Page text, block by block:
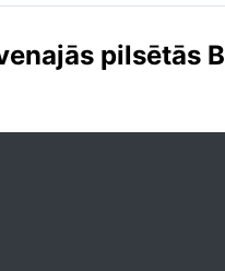
pilsētās